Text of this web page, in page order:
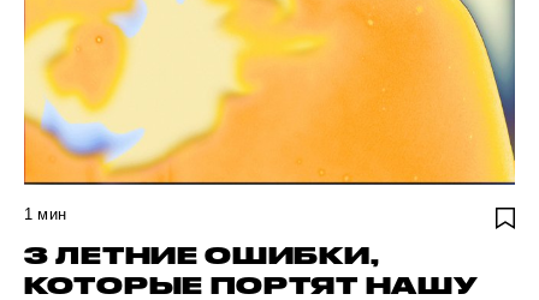
1 мин
3 ЛЕТНИЕ ОШИБКИ,
КОТОРЫЕ ПОРТЯТ НАШУ